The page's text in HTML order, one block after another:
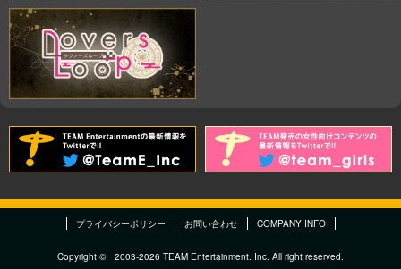
プライバシーポリシー お問い合わせ COMPANY INFO
Copyright © 2003-2026 TEAM Entertainment. Inc. All right reserved.